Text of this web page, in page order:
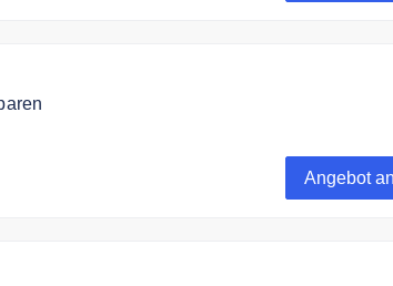
Sie 5 Punkte. Für 100 Punkte erhalten Sie 1€
Angebot